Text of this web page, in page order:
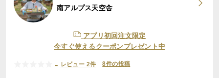
南アルプス天空舎
アプリ初回注文限定
今すぐ使えるクーポンプレゼント中
- レビュー 2件 8件の投稿